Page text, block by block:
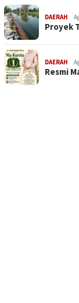
DAERAH
Proyek
DAERAH
Resmi